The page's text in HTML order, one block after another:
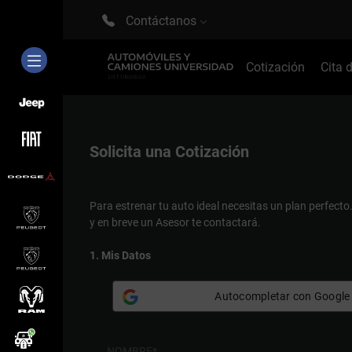
Contáctanos
Cotización Cita
Solicita una Cotización
Para estrenar tu auto ideal necesitas un plan perfecto.
y en breve un Asesor te contactará.
1. Mis Datos
Autocompletar con Google